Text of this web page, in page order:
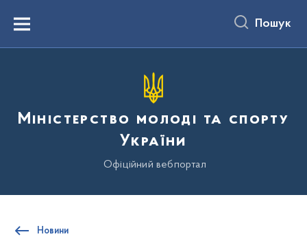
вмістуMenu Пошук
Міністерство молоді та спорту
України
Офіційний вебпортал
Новини